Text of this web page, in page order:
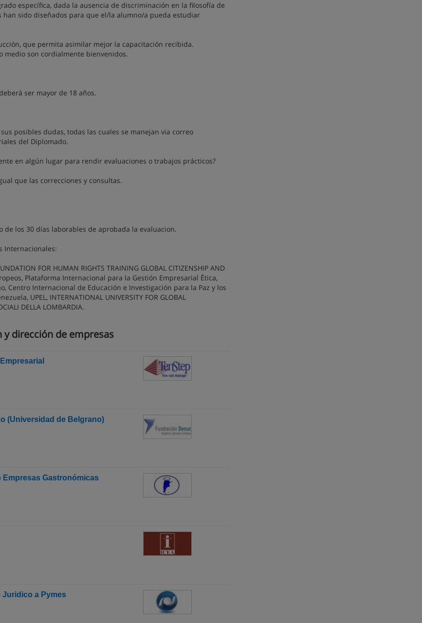
específica, dada la ausencia de discriminación en la filosofía de
han sido diseñados para que el/la alumno/a pueda estudiar
que permita asimilar mejor la capacitación recibida.
medio son cordialmente bienvenidos.
ser mayor de 18 años.
posibles dudas, todas las cuales se manejan via correo
del Diplomado.
en algún lugar para rendir evaluaciones o trabajos prácticos?
que las correcciones y consultas.
los 30 días laborables de aprobada la evaluacion.
Internacionales:
FOR HUMAN RIGHTS TRAINING GLOBAL CITIZENSHIP AND
Plataforma Internacional para la Gestión Empresarial Ética,
Centro Internacional de Educación e Investigación para la Paz y los
UPEL, INTERNATIONAL UNIVERSITY FOR GLOBAL
DELLA LOMBARDIA.
dirección de empresas
(Universidad de Belgrano)
Gastronómicas
Juridico a Pymes